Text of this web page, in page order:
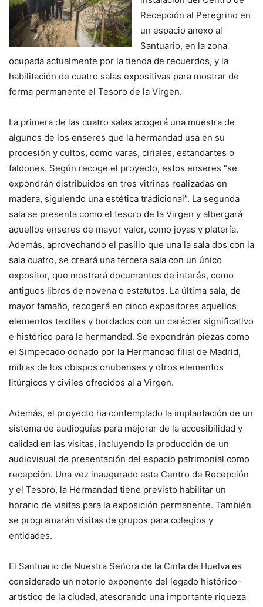
Recepción al Peregrino en
un espacio anexo al
Santuario, en la zona
ocupada actualmente por la tienda de recuerdos, y la
habilitación de cuatro salas expositivas para mostrar de
forma permanente el Tesoro de la Virgen.
La primera de las cuatro salas acogerá una muestra de
algunos de los enseres que la hermandad usa en su
procesión y cultos, como varas, ciriales, estandartes o
faldones. Según recoge el proyecto, estos enseres “se
expondrán distribuidos en tres vitrinas realizadas en
madera, siguiendo una estética tradicional”. La segunda
sala se presenta como el tesoro de la Virgen y albergará
aquellos enseres de mayor valor, como joyas y platería.
Además, aprovechando el pasillo que una la sala dos con la
sala cuatro, se creará una tercera sala con un único
expositor, que mostrará documentos de interés, como
antiguos libros de novena o estatutos. La última sala, de
mayor tamaño, recogerá en cinco expositores aquellos
elementos textiles y bordados con un carácter significativo
e histórico para la hermandad. Se expondrán piezas como
el Simpecado donado por la Hermandad filial de Madrid,
mitras de los obispos onubenses y otros elementos
litúrgicos y civiles ofrecidos al a Virgen.
Además, el proyecto ha contemplado la implantación de un
sistema de audioguías para mejorar de la accesibilidad y
calidad en las visitas, incluyendo la producción de un
audiovisual de presentación del espacio patrimonial como
recepción. Una vez inaugurado este Centro de Recepción
y el Tesoro, la Hermandad tiene previsto habilitar un
horario de visitas para la exposición permanente. También
se programarán visitas de grupos para colegios y
entidades.
El Santuario de Nuestra Señora de la Cinta de Huelva es
considerado un notorio exponente del legado histórico-
artístico de la ciudad, atesorando una importante riqueza